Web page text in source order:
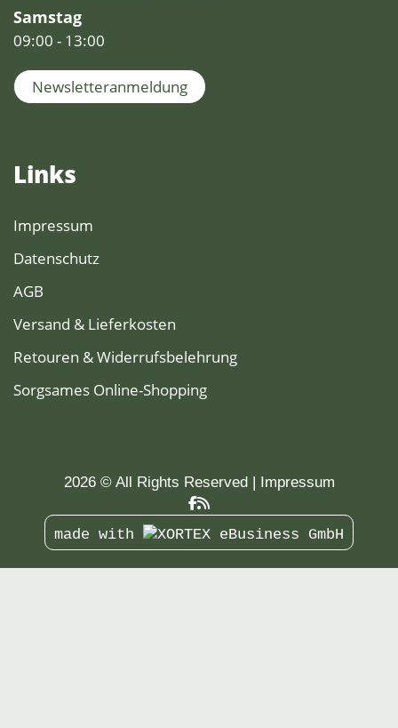
Samstag
09:00 - 13:00
Newsletteranmeldung
Links
Impressum
Datenschutz
AGB
Versand & Lieferkosten
Retouren & Widerrufsbelehrung
Sorgsames Online-Shopping
2026 © All Rights Reserved Impressum
made with